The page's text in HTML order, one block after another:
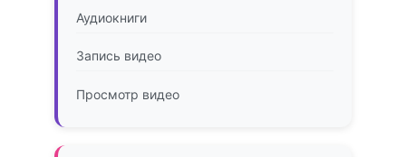
Аудиокниги
Запись видео
Просмотр видео